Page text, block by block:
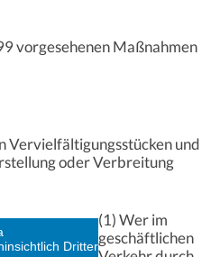
vorgesehenen Maßnahmen
Vervielfältigungsstücken und
oder Verbreitung
Dritter
(1) Wer im
geschäftlichen